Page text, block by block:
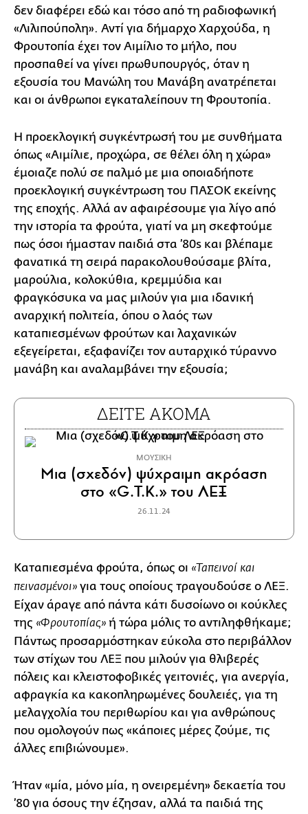
δεν διαφέρει εδώ και τόσο από τη ραδιοφωνική
«Λιλιπούπολη». Αντί για δήμαρχο Χαρχούδα, η
Φρουτοπία έχει τον Αιμίλιο το μήλο, που
προσπαθεί να γίνει πρωθυπουργός, όταν η
εξουσία του Μανώλη του Μανάβη ανατρέπεται
και οι άνθρωποι εγκαταλείπουν τη Φρουτοπία.
Η προεκλογική συγκέντρωσή του με συνθήματα
όπως «Αιμίλιε, προχώρα, σε θέλει όλη η χώρα»
έμοιαζε πολύ σε παλμό με μια οποιαδήποτε
προεκλογική συγκέντρωση του ΠΑΣΟΚ εκείνης
της εποχής. Αλλά αν αφαιρέσουμε για λίγο από
την ιστορία τα φρούτα, γιατί να μη σκεφτούμε
πως όσοι ήμασταν παιδιά στα ’80s και βλέπαμε
φανατικά τη σειρά παρακολουθούσαμε βλίτα,
μαρούλια, κολοκύθια, κρεμμύδια και
φραγκόσυκα να μας μιλούν για μια ιδανική
αναρχική πολιτεία, όπου ο λαός των
καταπιεσμένων φρούτων και λαχανικών
εξεγείρεται, εξαφανίζει τον αυταρχικό τύραννο
μανάβη και αναλαμβάνει την εξουσία;
ΔΕΙΤΕ ΑΚΟΜΑ
ΜΟΥΣΙΚΗ
Μια (σχεδόν) ψύχραιμη ακρόαση
στο «G.T.K.» του ΛΕΞ
26.11.24
Καταπιεσμένα φρούτα, όπως οι «Ταπεινοί και
πεινασμένοι» για τους οποίους τραγουδούσε ο ΛΕΞ.
Είχαν άραγε από πάντα κάτι δυσοίωνο οι κούκλες
της «Φρουτοπίας» ή τώρα μόλις το αντιληφθήκαμε;
Πάντως προσαρμόστηκαν εύκολα στο περιβάλλον
των στίχων του ΛΕΞ που μιλούν για θλιβερές
πόλεις και κλειστοφοβικές γειτονιές, για ανεργία,
αφραγκία κα κακοπληρωμένες δουλειές, για τη
μελαγχολία του περιθωρίου και για ανθρώπους
που ομολογούν πως «κάποιες μέρες ζούμε, τις
άλλες επιβιώνουμε».
Ήταν «μία, μόνο μία, η ονειρεμένη» δεκαετία του
’80 για όσους την έζησαν, αλλά τα παιδιά της